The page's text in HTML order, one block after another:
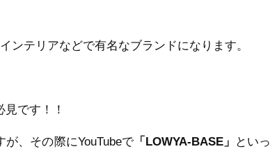
ンテリアなどで有名なブランドになります。
です！！
、その際にYouTubeで「LOWYA-BASE」
といっ